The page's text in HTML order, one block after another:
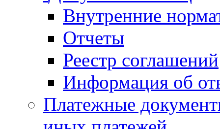
Внутренние
Отчеты
Реестр соглашений
Информация об
Платежные